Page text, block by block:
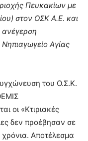
Πευκακίων με
στον ΟΣΚ Α.Ε. και
ανέγερση
Νηπιαγωγείο Αγίας
του Ο.Σ.Κ.
οι «Κτιριακές
δεν προέβησαν σε
χρόνια. Αποτέλεσμα